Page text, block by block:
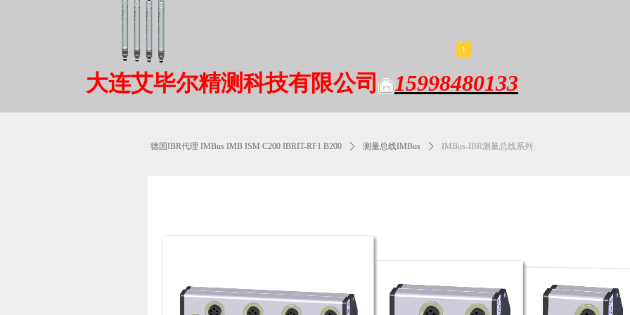
1
大连艾毕尔精测科技有限公司 15998480133
德国IBR代理 IMBus IMB ISM C200 IBRIT-RF1 B200 ꄲ 测量总线IMBus ꄲ IMBus-IBR测量总线系列